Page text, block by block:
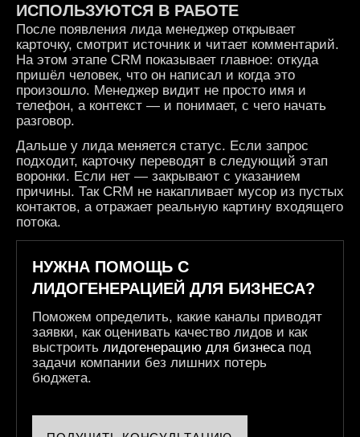
ИСПОЛЬЗУЮТСЯ В РАБОТЕ
После появления лида менеджер открывает
карточку, смотрит источник и читает комментарий.
На этом этапе CRM показывает главное: откуда
пришёл человек, что он написал и когда это
произошло. Менеджер видит не просто имя и
телефон, а контекст — и понимает, с чего начать
разговор.
Дальше у лида меняется статус. Если запрос
подходит, карточку переводят в следующий этап
воронки. Если нет — закрывают с указанием
причины. Так CRM не накапливает мусор из пустых
контактов, а отражает реальную картину входящего
потока.
НУЖНА ПОМОЩЬ С
ЛИДОГЕНЕРАЦИЕЙ ДЛЯ БИЗНЕСА?
Поможем определить, какие каналы приводят
заявки, как оценивать качество лидов и как
выстроить лидогенерацию для бизнесапод
задачи компании без лишних потерь
бюджета.